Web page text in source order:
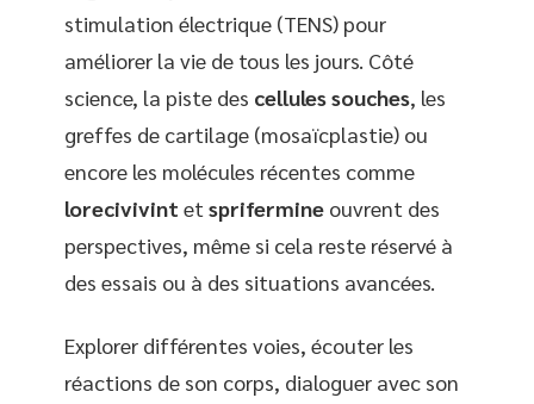
stimulation électrique (TENS) pour
améliorer la vie de tous les jours. Côté
science, la piste des cellules souches, les
greffes de cartilage (mosaïcplastie) ou
encore les molécules récentes comme
lorecivivint et sprifermine ouvrent des
perspectives, même si cela reste réservé à
des essais ou à des situations avancées.
Explorer différentes voies, écouter les
réactions de son corps, dialoguer avec son